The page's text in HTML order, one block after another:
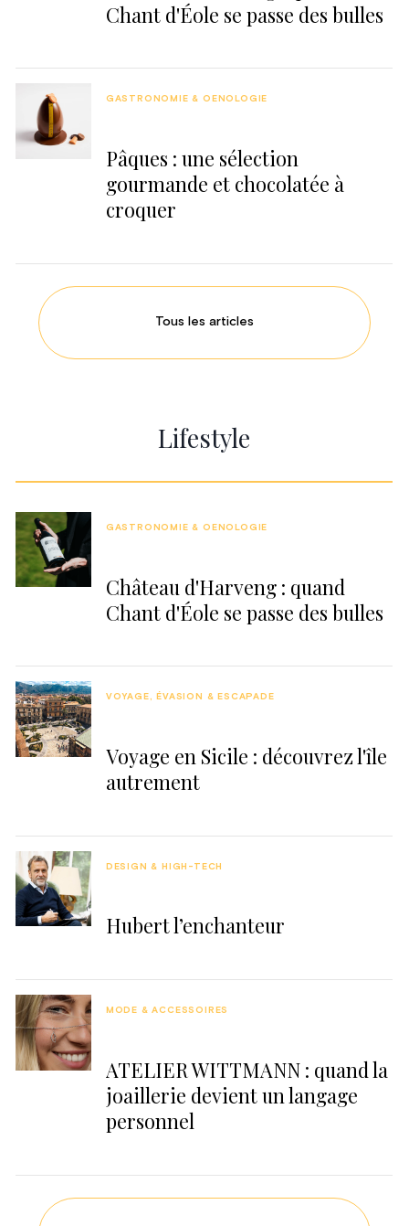
Chant d'Éole se passe des bulles
Pâques : une sélection
gourmande et chocolatée à
croquer
GASTRONOMIE & OENOLOGIE
Tous les articles
Lifestyle
Château d'Harveng : quand
Chant d'Éole se passe des bulles
GASTRONOMIE & OENOLOGIE
Voyage en Sicile : découvrez l'île
autrement
VOYAGE, ÉVASION & ESCAPADE
Hubert l’enchanteur
DESIGN & HIGH-TECH
ATELIER WITTMANN : quand la
joaillerie devient un langage
personnel
MODE & ACCESSOIRES